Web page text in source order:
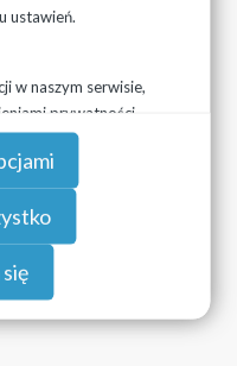
ustawień.
w naszym serwisie,
prywatności
o przetwarzaniu